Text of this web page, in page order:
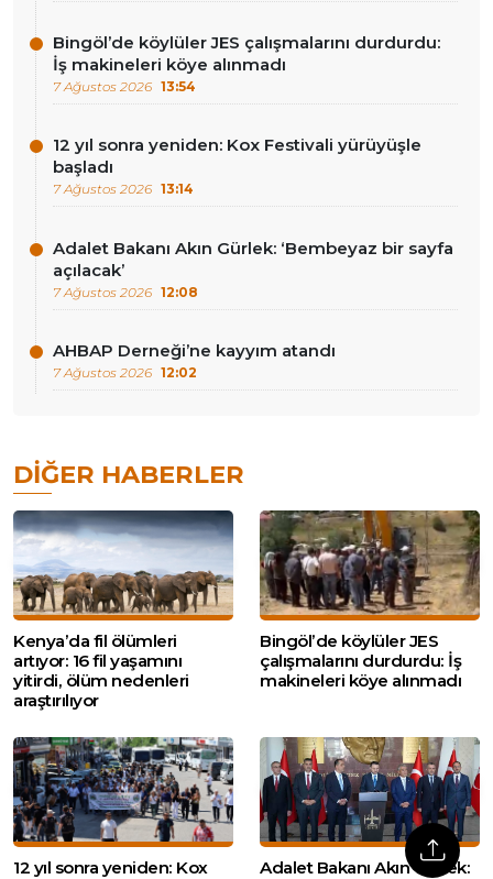
Bingöl’de köylüler JES çalışmalarını durdurdu:
İş makineleri köye alınmadı
7 Ağustos 2026 13:54
12 yıl sonra yeniden: Kox Festivali yürüyüşle
başladı
7 Ağustos 2026 13:14
Adalet Bakanı Akın Gürlek: ‘Bembeyaz bir sayfa
açılacak’
7 Ağustos 2026 12:08
AHBAP Derneği’ne kayyım atandı
7 Ağustos 2026 12:02
DIĞER HABERLER
Kenya’da fil ölümleri
artıyor: 16 fil yaşamını
yitirdi, ölüm nedenleri
araştırılıyor
Bingöl’de köylüler JES
çalışmalarını durdurdu: İş
makineleri köye alınmadı
12 yıl sonra yeniden: Kox
Adalet Bakanı Akın Gürlek: